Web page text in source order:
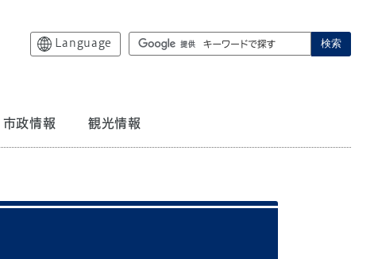
Language 検索
市政情報 観光情報